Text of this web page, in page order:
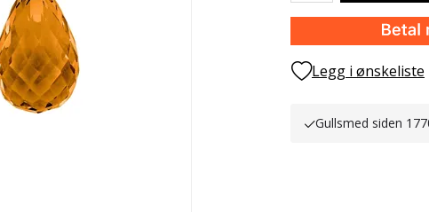
Legg i ønskeliste
Gullsmed siden